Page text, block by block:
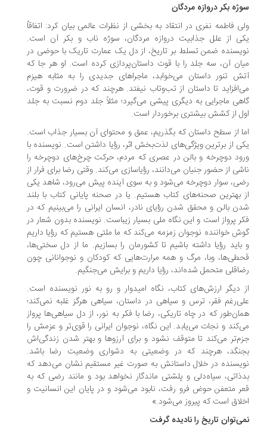
بکر دروازه مردگان
فاطمه نفری در انتقاد به بخشی از نظرات عالمی بیان کرد: اتفاقاً
از علل جذابیت دروازه مردگان، سوژه ناب و بکر آن است.
ضمن تسلط بر تاریخ، از دل یک عمارت تاریک با حوضی در
آن، سه جلد را با قوت داستان‌پردازی کرده است. او هر جا که
تنور داستان می‌خوابد، ماجراهای جدیدی را به مثابه هیزم
تا داستان از تب‌وتاب نیفتد. هرچند که در ضرورت و قوت،
ماجرایی به دیگری پیشی می‌گیرد؛ مثلاً جلد دوم نسبت به جلد
از کشش بیشتری برخوردار است.
از سطح داستان که بگذریم، عمق و محتوای آن بسیار جذاب است.
از برترین ویژگی‌های لذت‌بخش اثر، رؤیا داشتن است. نویسنده با
دوچرخه و بالن در عصری که مردم، حرکت چرخ‌های دوچرخه را
از حضور جنیان می‌دانند، رؤیاسازی می‌کند. وقتی رضا برای فرار از
سوار دوچرخه می‌شود و به سوی آینده پیش می‌رود، شاهد یکی
بهترین صحنه‌های کتاب هستیم. یا در صحنه پایانی کتاب با بلند
بالن و محقق شدن رؤیای نادر، انسان ایرانی را می‌بینیم که در
پرواز است و این نگاه ملی بسیار زیباست. نویسنده بدون شعار در
خواننده نوجوان زمزمه می‌کند که ما ملتی هستیم که رؤیا داریم
رؤیا داشته باشیم تا کشورمان را بسازیم. ما از دل سختی‌ها،
وبا، مرگ و همه مرارت‌هایی که کودکان و نوجوانانی چون
متحمل شده‌اند، رؤیا داریم و برایش می‌جنگیم.
دیگر ارزش‌های کتاب، نگاه امیدوار و رو به نور نویسنده است.
فقر، ترس و سیاهی در داستان، سیاهی هرگز غلبه نمی‌کند؛
که در چاه تاریکی، رضا با فکر به نور، از دل سیاهی‌ها پرواز
و نجات می‌یابد. این نگاه، نوجوان ایرانی را قوی‌تر و عزمش را
می‌کند تا متوقف نشود و برای آرزوها و بهتر شدن زندگی‌اش
هرچند که در وضعیتی به دشواری وضعیت رضا باشد.
در خلال داستانش به صورت غیر مستقیم نشان می‌دهد که
سیاه‌دلی و پلشتی ماندگار نخواهد بود و مانند رضی که به
متعفن حوض فرو رفت، نابود می‌شود و در پایان این انسانیت و
است که پیروز می‌شود.»
تاریخ را نادیده گرفت